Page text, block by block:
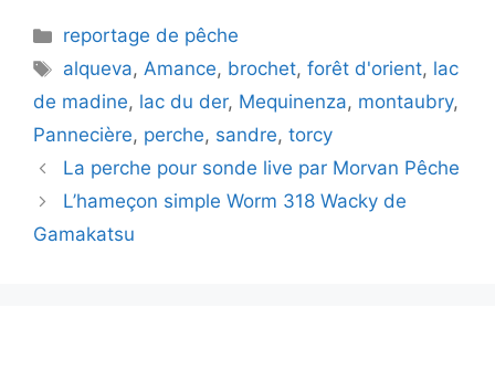
Catégories
reportage de pêche
Étiquettes
alqueva,Amance, brochet,forêt d'orient, lac
de madine, lac du der, Mequinenza, montaubry,
Pannecière, perche, sandre, torcy
Navigation
des
La perche pour sonde live par Morvan Pêche
L’hameçon simple Worm 318 Wacky de
Gamakatsu